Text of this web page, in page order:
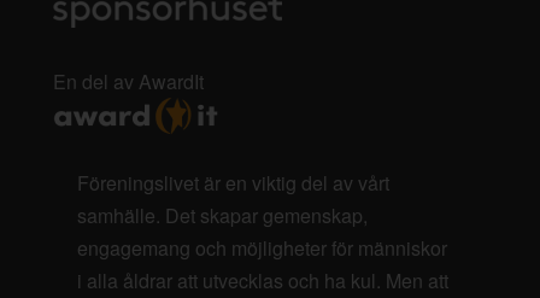
En del av AwardIt
Föreningslivet är en viktig del av vårt
samhälle. Det skapar gemenskap,
engagemang och möjligheter för människor
i alla åldrar att utvecklas och ha kul. Men att